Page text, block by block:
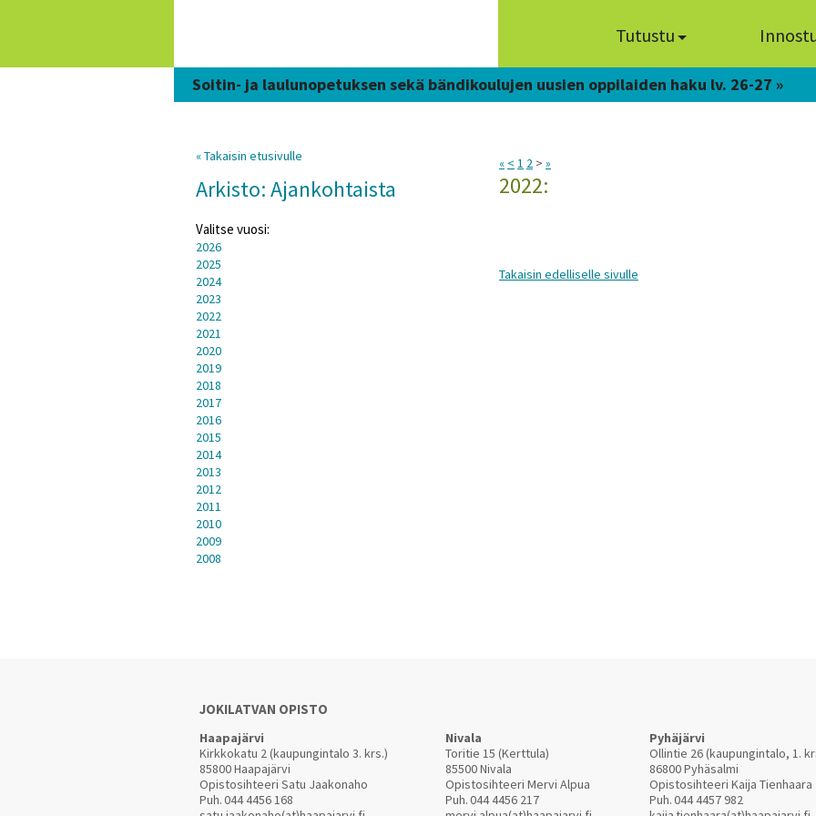
Tutustu
Soitin- ja laulunopetuksen sekä bändikoulujen uusien oppilaiden haku lv. 26-27 »
« < 1 2 > »
2022:
Takaisin edelliselle sivulle
« Takaisin etusivulle
Arkisto: Ajankohtaista
Valitse vuosi:
2026
2025
2024
2023
2022
2021
2020
2019
2018
2017
2016
2015
2014
2013
2012
2011
2010
2009
2008
JOKILATVAN OPISTO
Haapajärvi
Kirkkokatu 2 (kaupungintalo 3. krs.)
85800 Haapajärvi
Opistosihteeri Satu Jaakonaho
Puh.044 4456 168
Nivala
Toritie 15 (Kerttula)
85500 Nivala
Opistosihteeri Mervi Alpua
Puh.044 4456 217
Pyhäjärvi
Ollintie 26 (kaupungintalo, 1.
86800 Pyhäsalmi
Opistosihteeri Kaija Tienhaara
Puh.044 4457 982